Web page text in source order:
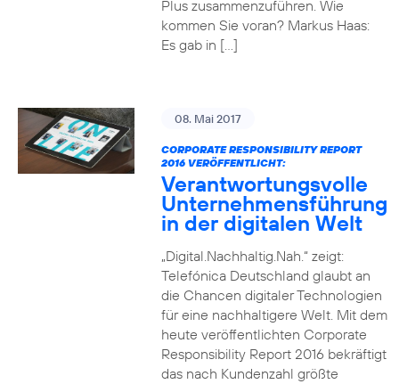
Plus zusammenzuführen. Wie
kommen Sie voran? Markus Haas:
Es gab in […]
08. Mai 2017
CORPORATE RESPONSIBILITY REPORT
2016 VERÖFFENTLICHT:
Verantwortungsvolle
Unternehmensführung
in der digitalen Welt
„Digital.Nachhaltig.Nah.“ zeigt:
Telefónica Deutschland glaubt an
die Chancen digitaler Technologien
für eine nachhaltigere Welt. Mit dem
heute veröffentlichten Corporate
Responsibility Report 2016 bekräftigt
das nach Kundenzahl größte